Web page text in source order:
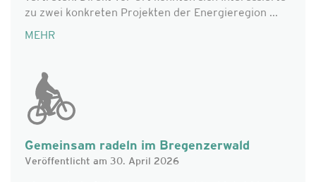
zu zwei konkreten Projekten der Energieregion ...
MEHR
Gemeinsam radeln im Bregenzerwald
Veröffentlicht am 30. April 2026